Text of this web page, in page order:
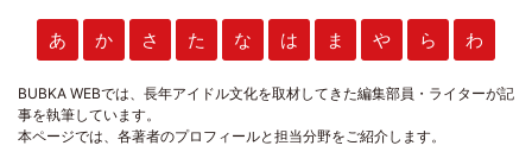
あ か さ た な は ま や ら わ
BUBKA WEBでは、長年アイドル文化を取材してきた編集部員・ライターが記
事を執筆しています。
本ページでは、各著者のプロフィールと担当分野をご紹介します。